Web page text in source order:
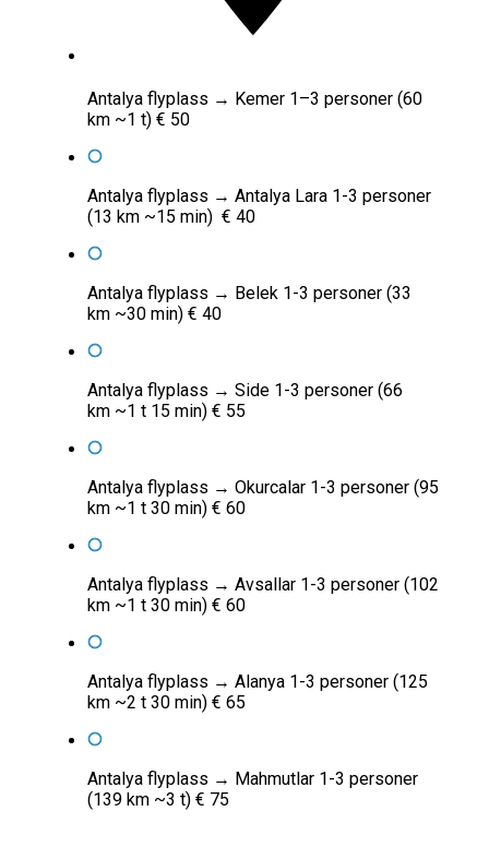
Antalya flyplass → Kemer 1–3 personer (60
km ~1 t) € 50
Antalya flyplass → Antalya Lara 1-3 personer
(13 km ~15 min) € 40
Antalya flyplass → Belek 1-3 personer (33
km ~30 min) € 40
Antalya flyplass → Side 1-3 personer (66
km ~1 t 15 min) € 55
Antalya flyplass → Okurcalar 1-3 personer (95
km ~1 t 30 min) € 60
Antalya flyplass → Avsallar 1-3 personer (102
km ~1 t 30 min) € 60
Antalya flyplass → Alanya 1-3 personer (125
km ~2 t 30 min) € 65
Antalya flyplass → Mahmutlar 1-3 personer
(139 km ~3 t) € 75